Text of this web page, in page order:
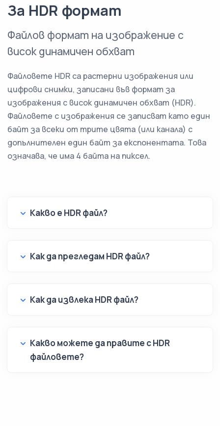
За HDR формат
Файлов формат на изображение с
висок динамичен обхват
Файловете HDR са растерни изображения или
цифрови снимки, записани във формат за
изображения с висок динамичен обхват (HDR).
Файловете с изображения се записват като един
байт за всеки от трите цвята (или канала) с
допълнителен един байт за експонентата. Това
означава, че има 4 байта на пиксел.
Какво е HDR файл?
Как да прегледам HDR файл?
Как да извлека HDR файл?
Какво можете да правите с HDR
файловете?